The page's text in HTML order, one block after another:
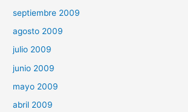
septiembre 2009
agosto 2009
julio 2009
junio 2009
mayo 2009
abril 2009